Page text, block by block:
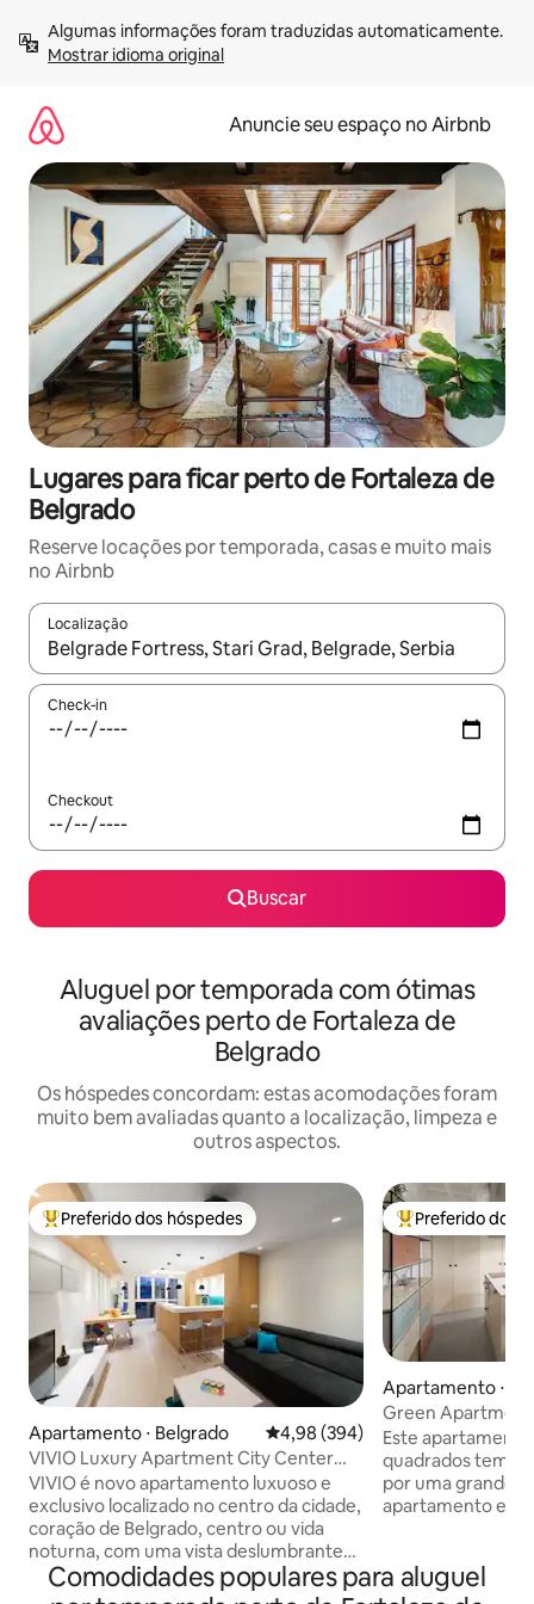
para
Mostrar idioma original
Anuncie seu espaço no Airbnb
Lugares para ficar perto de Fortaleza de
Belgrado
Reserve locações por temporada, casas e muito mais
no Airbnb
Localização
Quando os resultados estiverem disponíveis, explore-os
Check-in
Checkout
Buscar
Aluguel por temporada com ótimas
avaliações perto de Fortaleza de
Belgrado
Os hóspedes concordam: estas acomodações foram
muito bem avaliadas quanto a localização, limpeza e
outros aspectos.
Entre os melhores preferidos dos hóspedes
Preferido dos hóspedes
Apartamento ⋅ Belgrado 4,98 de uma avaliação média de
4,98 (394)
VIVIO Luxury Apartment City Center
PROMO!!! NOVO!!!
VIVIO é novo apartamento luxuoso e
exclusivo localizado no centro da cidade,
coração de Belgrado, centro ou vida
noturna, com uma vista deslumbrante
com vista para o Rio Sava e pontes.
Encantador, espaçoso, melhor localizado
Entre os
Preferido dos
Apartamento ⋅
Green Apartment
Este
quadrados tem
por uma grande
apartamento
Nacional, Museu
Mihajlova,
Comodidades populares para aluguel